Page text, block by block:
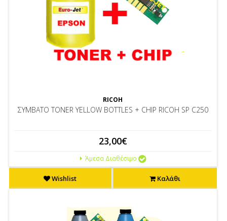
RICOH
ΣΥΜΒΑΤΟ TONER YELLOW BOTTLES + CHIP RICOH SP C250
23,00€
Άμεσα Διαθέσιμο
Wishlist Καλάθι